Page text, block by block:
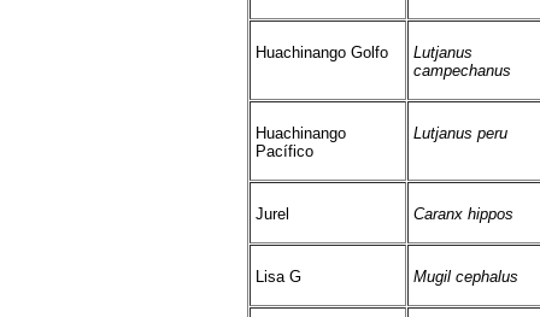
Huachinango Golfo
Lutjanus
campechanus
Huachinango
Pacífico
Lutjanus peru
Jurel Caranx hippos
Lisa G Mugil cephalus